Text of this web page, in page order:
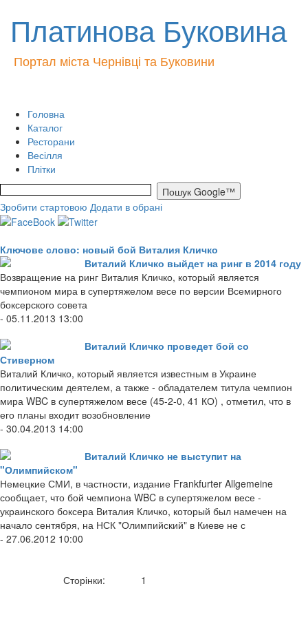
Платинова Буковина
Портал міста Чернівці та Буковини
Головна
Каталог
Ресторани
Весілля
Плітки
Зробити стартовою Додати в обрані
Ключове слово: новый бой Виталия Кличко
Виталий Кличко выйдет на ринг в 2014 году
Возвращение на ринг Виталия Кличко, который является
чемпионом мира в супертяжелом весе по версии Всемирного
боксерского совета
- 05.11.2013 13:00
Виталий Кличко проведет бой со
Стиверном
Виталий Кличко, который является известным в Украине
политическим деятелем, а также - обладателем титула чемпион
мира WBC в супертяжелом весе (45-2-0, 41 КО) , отметил, что в
его планы входит возобновление
- 30.04.2013 14:00
Виталий Кличко не выступит на
"Олимпийском"
Немецкие СМИ, в частности, издание Frankfurter Allgemeine
сообщает, что бой чемпиона WBC в супертяжелом весе -
украинского боксера Виталия Кличко, который был намечен на
начало сентября, на НСК "Олимпийский" в Киеве не с
- 27.06.2012 10:00
Сторінки: 1